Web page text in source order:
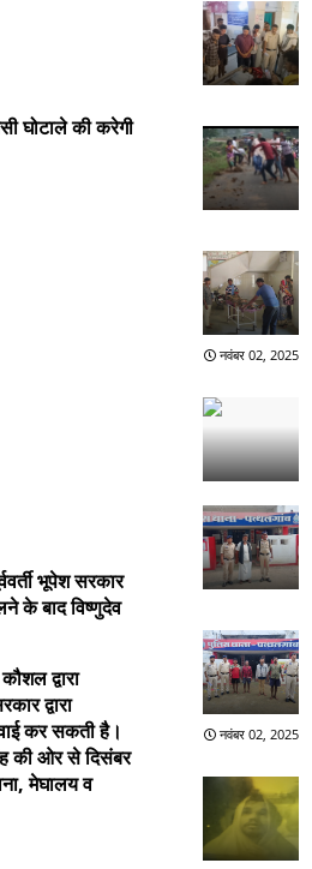
घोटाले की करेगी
भूपेश सरकार
के बाद विष्णुदेव
द्वारा
द्वारा
कर सकती है।
की ओर से दिसंबर
मेघालय व
नवंबर 02, 2025
नवंबर 02, 2025